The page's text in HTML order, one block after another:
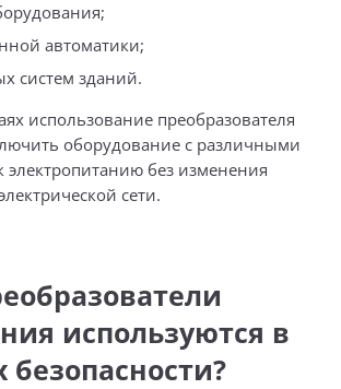
автоматики;
систем зданий.
использование преобразователя
оборудование с различными
электропитанию без изменения
сети.
используются в
безопасности?